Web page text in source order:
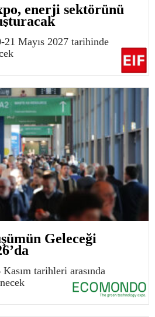
enerji sektörünü
Mayıs 2027 tarihinde
Geleceği
tarihleri arasında